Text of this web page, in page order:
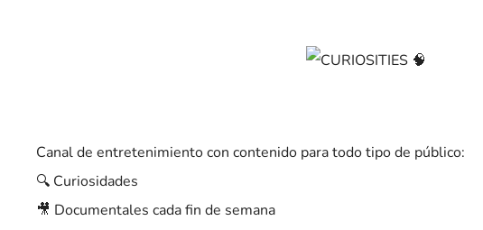
Canal de entretenimiento con contenido para todo tipo de público:
🔍 Curiosidades
🎥 Documentales cada fin de semana